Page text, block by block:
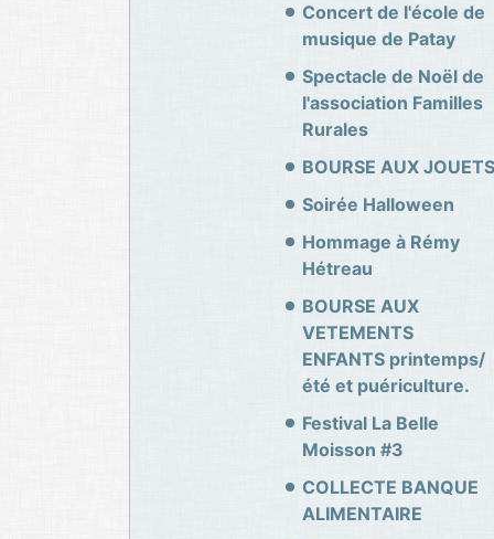
Concert de l'école de
musique de Patay
Spectacle de Noël de
l'association Familles
Rurales
BOURSE AUX JOUETS
Soirée Halloween
Hommage à Rémy
Hétreau
BOURSE AUX
VETEMENTS
ENFANTS printemps/
été et puériculture.
Festival La Belle
Moisson #3
COLLECTE BANQUE
ALIMENTAIRE